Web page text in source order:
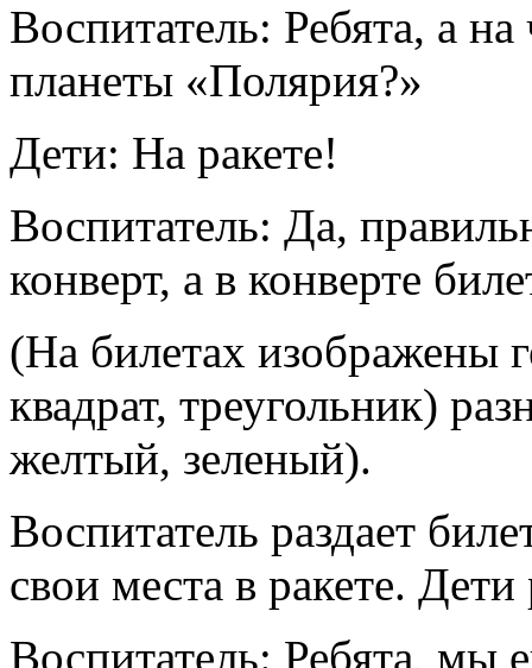
Воспитатель: Ребята, а
планеты «Полярия?»
Дети: На ракете!
Воспитатель: Да,
конверт, а в конверте
(На билетах изображены
квадрат, треугольник)
желтый, зеленый).
Воспитатель раздает
свои места в ракете.
Воспитатель: Ребята, мы